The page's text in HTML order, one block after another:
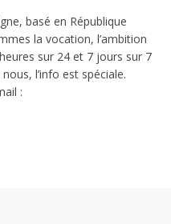
basé en République
la vocation, l’ambition
sur 24 et 7 jours sur 7
l’info est spéciale.
: